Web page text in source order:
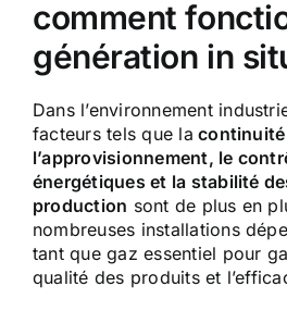
comment
génération in
Dans l’environnement
facteurs tels que la
l’approvisionnement, le
énergétiques et la stabilité
production sont de plus en
nombreuses installations
tant que gaz essentiel pour
qualité des produits et